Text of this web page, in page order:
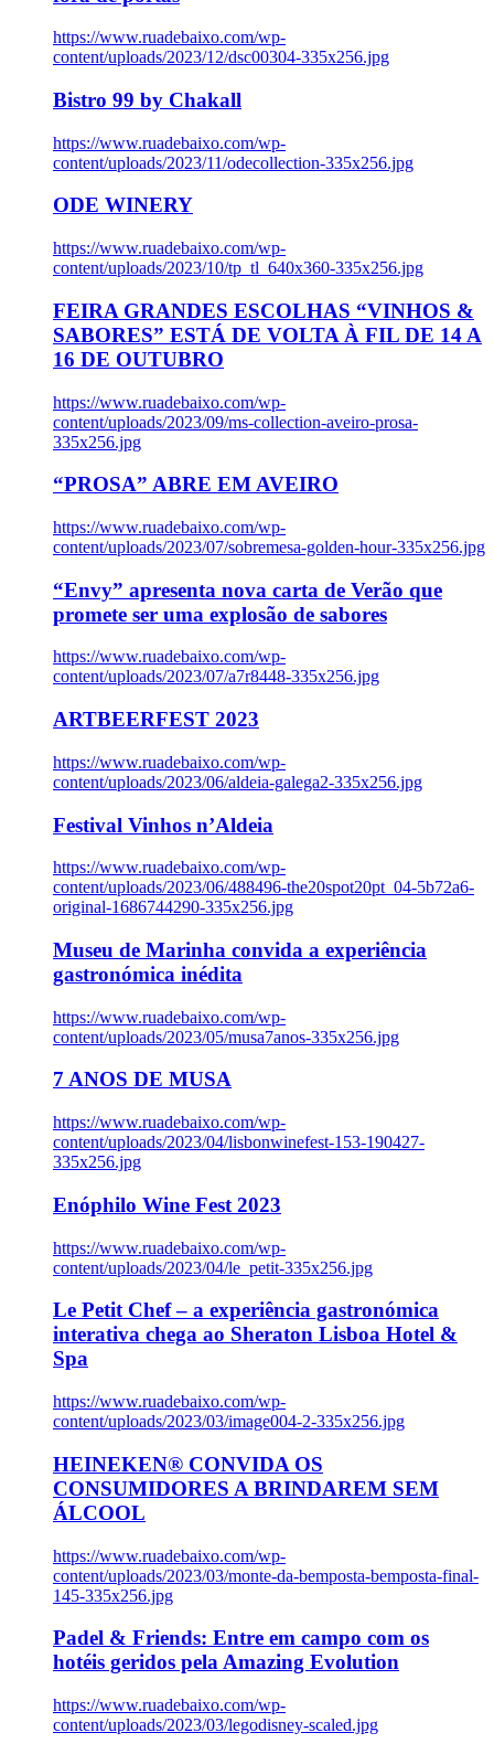
https://www.ruadebaixo.com/wp-
content/uploads/2023/12/dsc00304-335x256.jpg
Bistro 99 by Chakall
https://www.ruadebaixo.com/wp-
content/uploads/2023/11/odecollection-335x256.jpg
ODE WINERY
https://www.ruadebaixo.com/wp-
content/uploads/2023/10/tp_tl_640x360-335x256.jpg
FEIRA GRANDES ESCOLHAS “VINHOS &
SABORES” ESTÁ DE VOLTA À FIL DE 14 A
16 DE OUTUBRO
https://www.ruadebaixo.com/wp-
content/uploads/2023/09/ms-collection-aveiro-prosa-
335x256.jpg
“PROSA” ABRE EM AVEIRO
https://www.ruadebaixo.com/wp-
content/uploads/2023/07/sobremesa-golden-hour-335x256.jpg
“Envy” apresenta nova carta de Verão que
promete ser uma explosão de sabores
https://www.ruadebaixo.com/wp-
content/uploads/2023/07/a7r8448-335x256.jpg
ARTBEERFEST 2023
https://www.ruadebaixo.com/wp-
content/uploads/2023/06/aldeia-galega2-335x256.jpg
Festival Vinhos n’Aldeia
https://www.ruadebaixo.com/wp-
content/uploads/2023/06/488496-the20spot20pt_04-5b72a6-
original-1686744290-335x256.jpg
Museu de Marinha convida a experiência
gastronómica inédita
https://www.ruadebaixo.com/wp-
content/uploads/2023/05/musa7anos-335x256.jpg
7 ANOS DE MUSA
https://www.ruadebaixo.com/wp-
content/uploads/2023/04/lisbonwinefest-153-190427-
335x256.jpg
Enóphilo Wine Fest 2023
https://www.ruadebaixo.com/wp-
content/uploads/2023/04/le_petit-335x256.jpg
Le Petit Chef – a experiência gastronómica
interativa chega ao Sheraton Lisboa Hotel &
Spa
https://www.ruadebaixo.com/wp-
content/uploads/2023/03/image004-2-335x256.jpg
HEINEKEN® CONVIDA OS
CONSUMIDORES A BRINDAREM SEM
ÁLCOOL
https://www.ruadebaixo.com/wp-
content/uploads/2023/03/monte-da-bemposta-bemposta-final-
145-335x256.jpg
Padel & Friends: Entre em campo com os
hotéis geridos pela Amazing Evolution
https://www.ruadebaixo.com/wp-
content/uploads/2023/03/legodisney-scaled.jpg